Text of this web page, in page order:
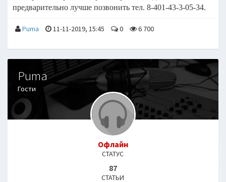
предварительно лучше позвонить тел. 8-401-43-3-05-34.
Puma 11-11-2019, 15:45 0 6 700
Puma
Гости
Офлайн
СТАТУС
87
СТАТЬИ